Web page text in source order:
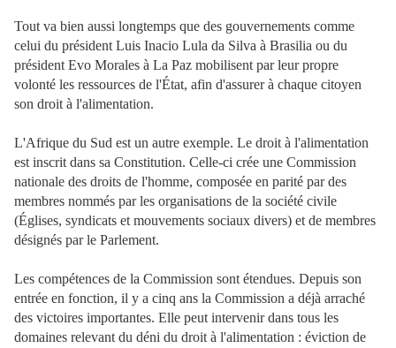
Tout va bien aussi longtemps que des gouvernements comme
celui du président Luis Inacio Lula da Silva à Brasilia ou du
président Evo Morales à La Paz mobilisent par leur propre
volonté les ressources de l'État, afin d'assurer à chaque citoyen
son droit à l'alimentation.
L'Afrique du Sud est un autre exemple. Le droit à l'alimentation
est inscrit dans sa Constitution. Celle-ci crée une Commission
nationale des droits de l'homme, composée en parité par des
membres nommés par les organisations de la société civile
(Églises, syndicats et mouvements sociaux divers) et de membres
désignés par le Parlement.
Les compétences de la Commission sont étendues. Depuis son
entrée en fonction, il y a cinq ans la Commission a déjà arraché
des victoires importantes. Elle peut intervenir dans tous les
domaines relevant du déni du droit à l'alimentation : éviction de